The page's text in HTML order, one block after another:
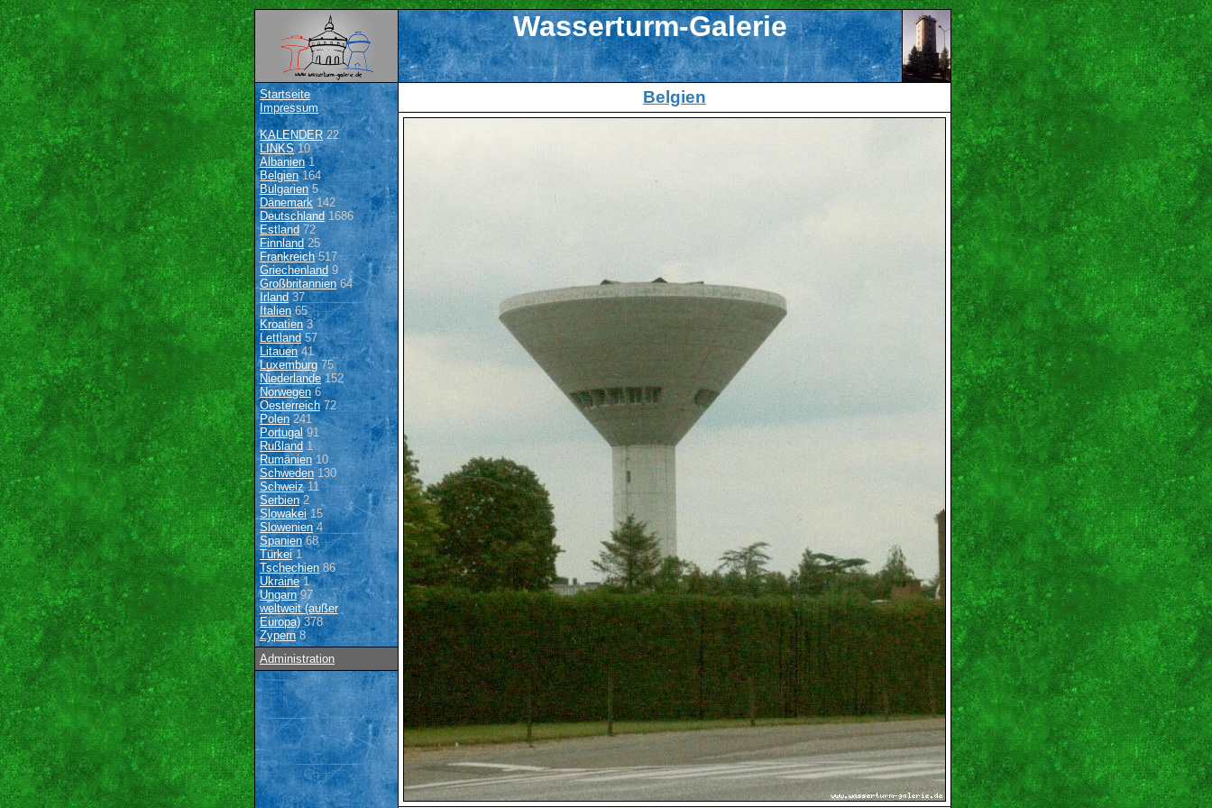
Wasserturm-Galerie
Startseite
Impressum
KALENDER22
LINKS10
Albanien1
Belgien164
Bulgarien 5
Dänemark142
Deutschland 1686
Estland 72
Finnland 25
Frankreich517
Griechenland9
Großbritannien64
Irland 37
Italien65
Kroatien3
Lettland57
Litauen41
Luxemburg 75
Niederlande152
Norwegen6
Oesterreich72
Polen 241
Portugal91
Rußland 1
Rumänien10
Schweden 130
Schweiz11
Serbien2
Slowakei15
Slowenien4
Spanien68
Türkei1
Tschechien 86
Ukraine1
Ungarn97
weltweit (außer
Europa)378
Zypern8
Administration
Belgien